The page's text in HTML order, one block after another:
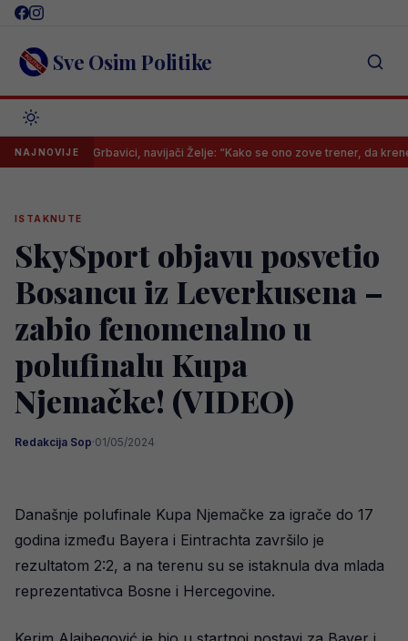
Skip
content Sve Osim Politike
NAJNOVIJE
na Grbavici, navijači Želje: “Kako se ono zove trener, da krenemo
ISTAKNUTE
SkySport objavu posvetio
Bosancu iz Leverkusena –
zabio fenomenalno u
polufinalu Kupa
Njemačke! (VIDEO)
Redakcija Sop·01/05/2024
Današnje polufinale Kupa Njemačke za igrače do 17
godina između Bayera i Eintrachta završilo je
rezultatom 2:2, a na terenu su se istaknula dva mlada
reprezentativca Bosne i Hercegovine.